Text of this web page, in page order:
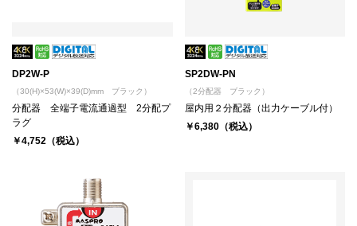
DP2W-P
（30(H)×53(W)×39(D)mm ブラック）
分配器 全端子電流通過型 2分配プ
ラグ
￥4,752（税込）
SP2DW-PN
（2分配器 ブラック）
屋内用２分配器（出力ケーブル付）
￥6,380（税込）